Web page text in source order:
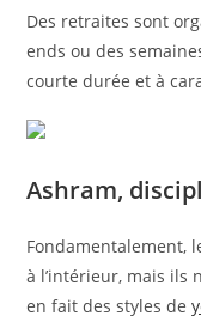
Des retraites sont
ends ou des
courte durée et à
Ashram,
Fondamentalement,
à l’intérieur, mais ils
en fait des styles de